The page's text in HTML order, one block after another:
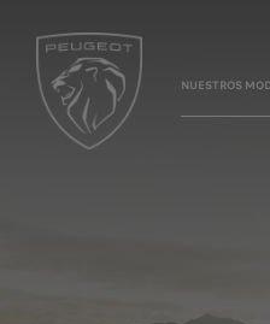
NUESTROS